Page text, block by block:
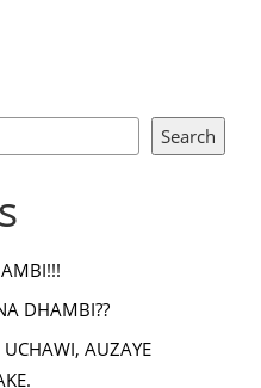
Search
DHAMBI??
AUZAYE